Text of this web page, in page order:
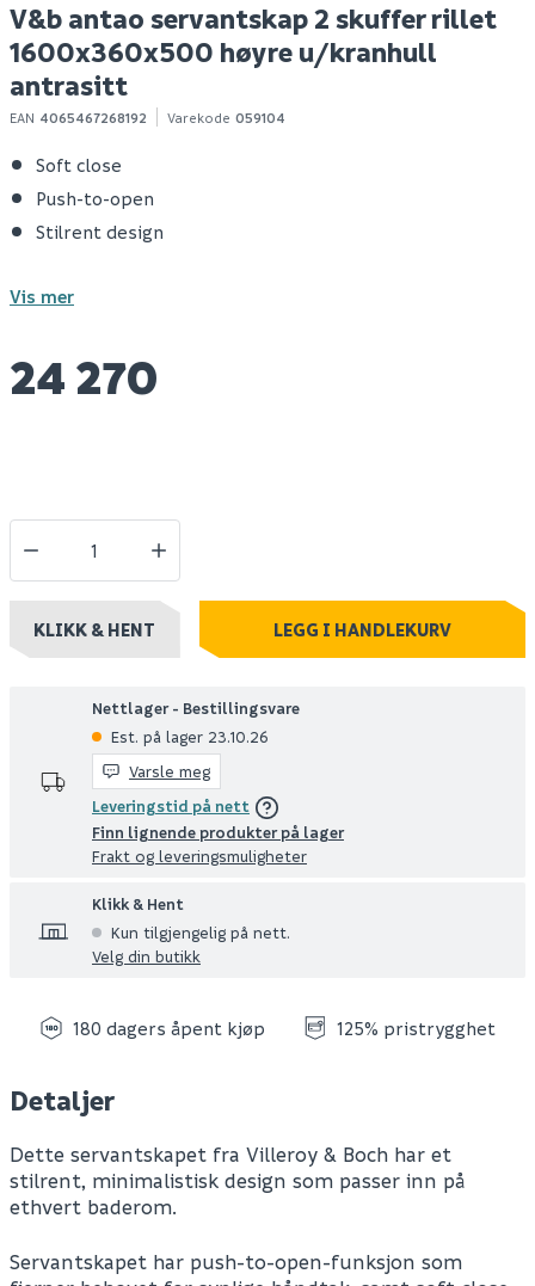
V&b antao servantskap 2 skuffer rillet
1600x360x500 høyre u/kranhull
antrasitt
EAN 4065467268192 Varekode 059104
Soft close
Push-to-open
Stilrent design
Vis mer
24 270
KLIKK & HENT LEGG I HANDLEKURV
Nettlager - Bestillingsvare
Est. på lager 23.10.26
Varsle meg
Leveringstid på nett
Finn lignende produkter på lager
Frakt og leveringsmuligheter
Klikk & Hent
Kun tilgjengelig på nett.
Velg din butikk
180 dagers åpent kjøp 125% pristrygghet
Detaljer
Dette servantskapet fra Villeroy & Boch har et
stilrent, minimalistisk design som passer inn på
ethvert baderom.
Servantskapet har push-to-open-funksjon som